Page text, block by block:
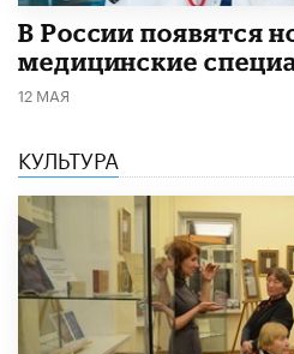
В России появятся
медицинские
12 МАЯ
КУЛЬТУРА